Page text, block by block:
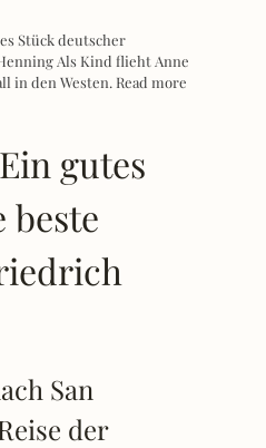
Stück deutscher
Als Kind flieht Anne
in den Westen. Read more
gutes
beste
San
der